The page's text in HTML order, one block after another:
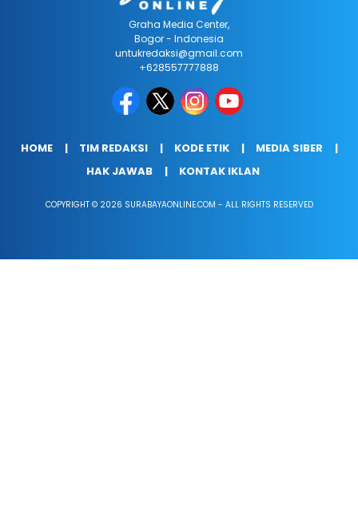
Graha Media Center,
Bogor - Indonesia
untukredaksi@gmail.com
+628557777888
HOME TIM REDAKSI KODE ETIK
MEDIA SIBER
HAK JAWAB
KONTAK IKLAN
COPYRIGHT © 2026 SURABAYAONLINE.COM - ALL RIGHTS RESERVED